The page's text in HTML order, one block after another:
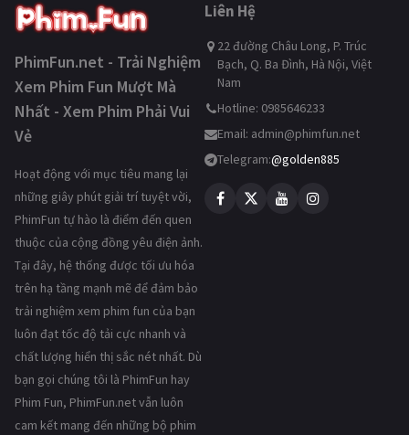
PhimFun.net - Trải Nghiệm
Xem Phim Fun Mượt Mà
Nhất - Xem Phim Phải Vui
Vẻ
Hoạt động với mục tiêu mang lại
những giây phút giải trí tuyệt vời,
PhimFun tự hào là điểm đến quen
thuộc của cộng đồng yêu điện ảnh.
Tại đây, hệ thống được tối ưu hóa
trên hạ tầng mạnh mẽ để đảm bảo
trải nghiệm xem phim fun của bạn
luôn đạt tốc độ tải cực nhanh và
chất lượng hiển thị sắc nét nhất. Dù
bạn gọi chúng tôi là PhimFun hay
Phim Fun, PhimFun.net vẫn luôn
cam kết mang đến những bộ phim
Liên Hệ
22 đường Châu Long, P. Trúc
Bạch, Q. Ba Đình, Hà Nội, Việt
Nam
Hotline: 0985646233
Email: admin@phimfun.net
Telegram:@golden885